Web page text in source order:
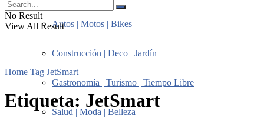
Autos | Motos | Bikes
Construcción | Deco | Jardín
Gastronomía | Turismo | Tiempo Libre
Salud | Moda | Belleza
No Result
View All Result
Home Tag JetSmart
Etiqueta: JetSmart